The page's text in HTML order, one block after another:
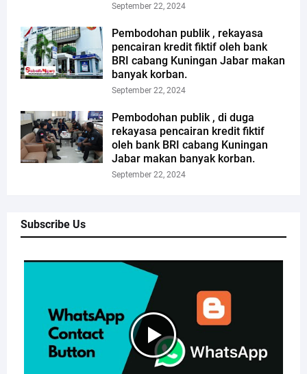
September 22, 2024
Pembodohan publik , rekayasa
pencairan kredit fiktif oleh bank
BRI cabang Kuningan Jabar makan
banyak korban.
September 22, 2024
Pembodohan publik , di duga
rekayasa pencairan kredit fiktif
oleh bank BRI cabang Kuningan
Jabar makan banyak korban.
September 22, 2024
Subscribe Us